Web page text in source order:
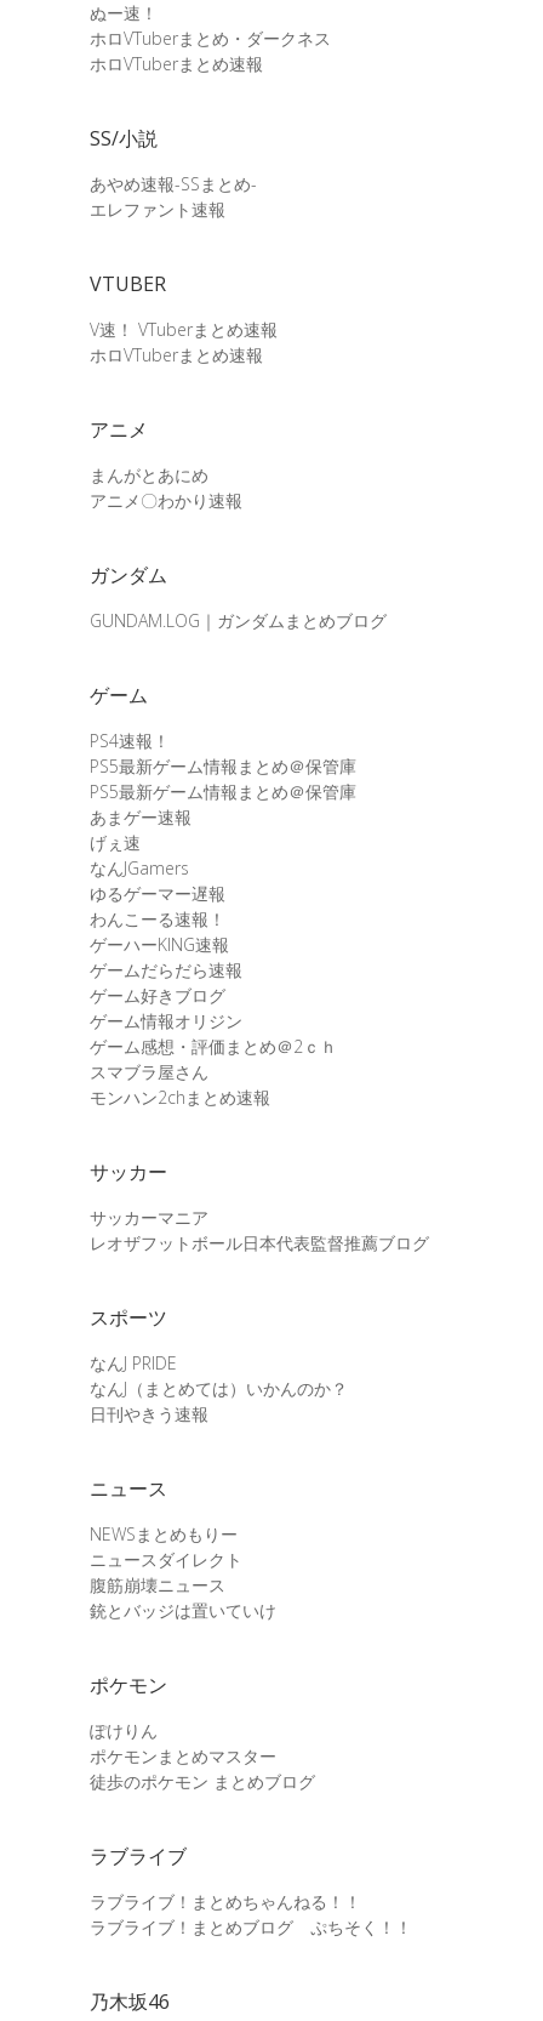
ぬー速！
ホロVTuberまとめ・ダークネス
ホロVTuberまとめ速報
SS/小説
あやめ速報-SSまとめ-
エレファント速報
VTUBER
V速！ VTuberまとめ速報
ホロVTuberまとめ速報
アニメ
まんがとあにめ
アニメ〇わかり速報
ガンダム
GUNDAM.LOG｜ガンダムまとめブログ
ゲーム
PS4速報！
PS5最新ゲーム情報まとめ＠保管庫
PS5最新ゲーム情報まとめ＠保管庫
あまゲー速報
げぇ速
なんJGamers
ゆるゲーマー遅報
わんこーる速報！
ゲーハーKING速報
ゲームだらだら速報
ゲーム好きブログ
ゲーム情報オリジン
ゲーム感想・評価まとめ＠2ｃｈ
スマブラ屋さん
モンハン2chまとめ速報
サッカー
サッカーマニア
レオザフットボール日本代表監督推薦ブログ
スポーツ
なんJ PRIDE
なんJ（まとめては）いかんのか？
日刊やきう速報
ニュース
NEWSまとめもりー
ニュースダイレクト
腹筋崩壊ニュース
銃とバッジは置いていけ
ポケモン
ぽけりん
ポケモンまとめマスター
徒歩のポケモン まとめブログ
ラブライブ
ラブライブ！まとめちゃんねる！！
ラブライブ！まとめブログ ぷちそく！！
乃木坂46